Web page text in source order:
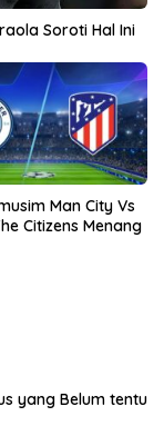
Soroti Hal Ini
Man City Vs
Citizens Menang
yang Belum tentu